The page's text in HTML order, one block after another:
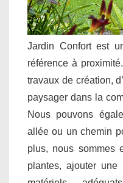
Jardin Confort est
référence à
travaux de création,
paysager dans la
Nous pouvons
allée ou un chemin
plus, nous sommes
plantes, ajouter